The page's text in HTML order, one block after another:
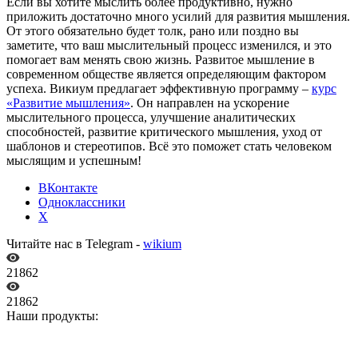
приложить достаточно много усилий для развития мышления.
От этого обязательно будет толк, рано или поздно вы
заметите, что ваш мыслительный процесс изменился, и это
помогает вам менять свою жизнь. Развитое мышление в
современном обществе является определяющим фактором
успеха. Викиум предлагает эффективную программу – курс
«Развитие мышления». Он направлен на ускорение
мыслительного процесса, улучшение аналитических
способностей, развитие критического мышления, уход от
шаблонов и стереотипов. Всё это поможет стать человеком
мыслящим и успешным!
ВКонтакте
Одноклассники
X
Читайте нас в Telegram - wikium
21862
21862
Наши продукты: